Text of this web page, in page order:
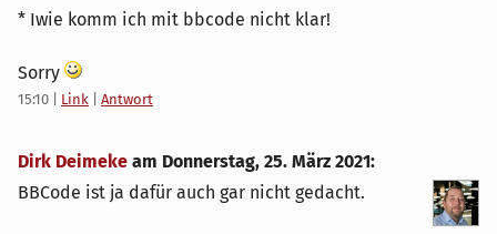
Date:   Thu Mar 25 15:04:22 2021 +0100
* Iwie komm ich mit bbcode nicht klar!
Sorry
15:10 Link Antwort
Dirk Deimeke am Donnerstag, 25. März 2021:
BBCode ist ja dafür auch gar nicht gedacht.